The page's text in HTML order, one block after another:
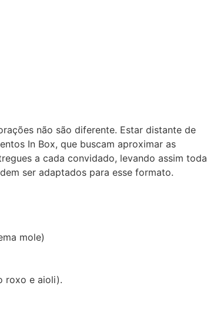
não são diferente. Estar distante de
In Box, que buscam aproximar as
a cada convidado, levando assim toda
ser adaptados para esse formato.
mole)
roxo e aioli).